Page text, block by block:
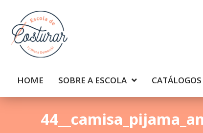
HOME SOBRE A ESCOLA CATÁLOGOS